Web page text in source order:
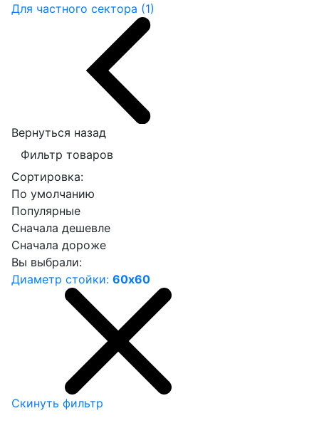
Для частного сектора (1)
Вернуться назад
Фильтр товаров
Сортировка:
По умолчанию
Популярные
Сначала дешевле
Сначала дороже
Вы выбрали:
Диаметр стойки: 60х60
Скинуть фильтр